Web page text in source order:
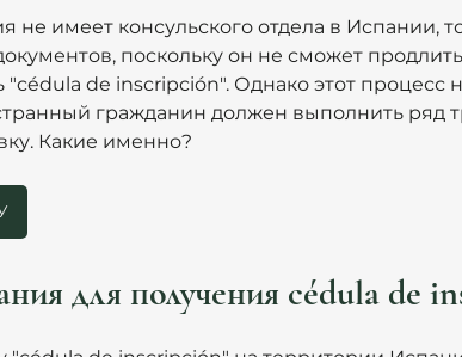
не имеет консульского отдела в Испании,
поскольку он не сможет
de inscripción". Однако этот процесс
гражданин должен выполнить ряд
Какие именно?
для получения cédula de